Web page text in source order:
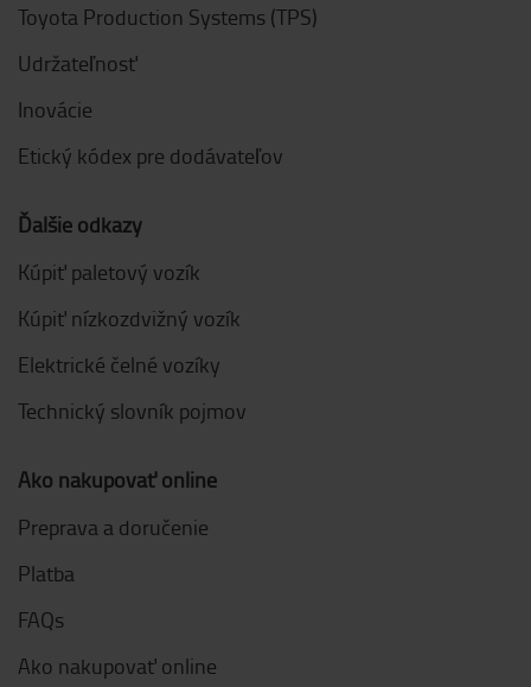
Toyota Production Systems (TPS)
Udržateľnosť
Inovácie
Etický kódex pre dodávateľov
Ďalšie odkazy
Kúpiť paletový vozík
Kúpiť nízkozdvižný vozík
Elektrické čelné vozíky
Technický slovník pojmov
Ako nakupovať online
Preprava a doručenie
Platba
FAQs
Ako nakupovať online